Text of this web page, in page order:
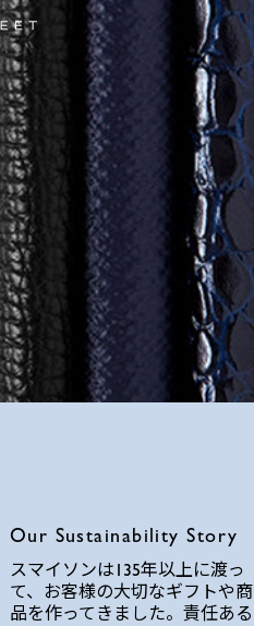
Our Sustainability Story
スマイソンは135年以上に渡っ
て、お客様の大切なギフトや商
品を作ってきました。責任ある